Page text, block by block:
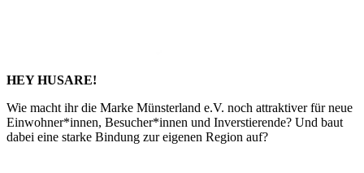
HEY HUSARE!
Wie macht ihr die Marke Münsterland e.V. noch attraktiver für neue
Einwohner*innen, Besucher*innen und Inverstierende? Und baut
dabei eine starke Bindung zur eigenen Region auf?